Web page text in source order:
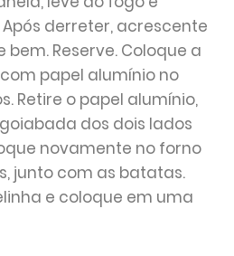
derreter, acrescente
Reserve. Coloque a
papel alumínio no
Retire o papel alumínio,
dos dois lados
novamente no forno
junto com as batatas.
e coloque em uma